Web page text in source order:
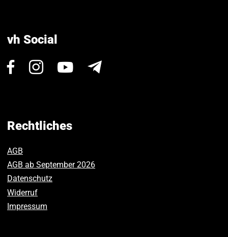
vh Social
Besuchen
Facebook.
Besuchen
Instagram.
Besuchen
Rechtliches
AGB
AGB ab September 2026
Datenschutz
Widerruf
Impressum